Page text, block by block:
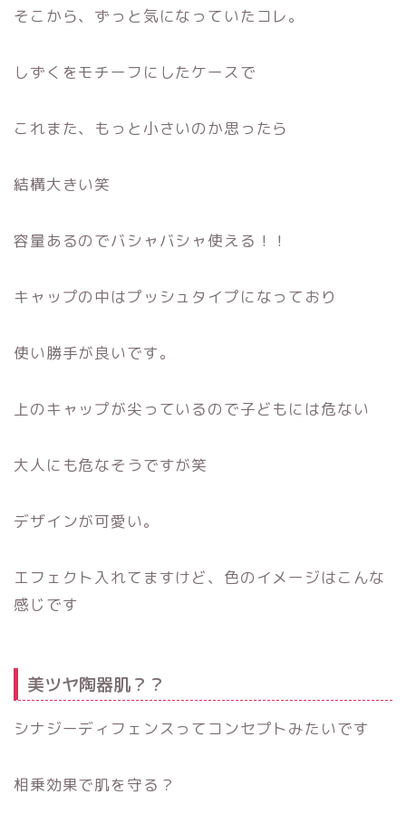
そこから、ずっと気になっていたコレ。
しずくをモチーフにしたケースで
これまた、もっと小さいのか思ったら
結構大きい笑
容量あるのでバシャバシャ使える！！
キャップの中はプッシュタイプになっており
使い勝手が良いです。
上のキャップが尖っているので子どもには危ない
大人にも危なそうですが笑
デザインが可愛い。
エフェクト入れてますけど、色のイメージはこんな
感じです
美ツヤ陶器肌？？
シナジーディフェンスってコンセプトみたいです
相乗効果で肌を守る？